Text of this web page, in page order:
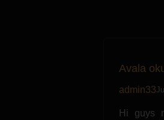
Avala
admin33
Hi guys